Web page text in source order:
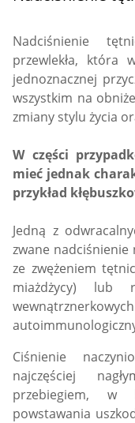
Nadciśnienie
przewlekła, która
jednoznacznej
wszystkim na
zmiany stylu życia
W części
mieć jednak
przykład
Jedną z
zwane nadciśnienie
ze zwężeniem
miażdżycy) lub
Ciśnienie
najczęściej
przebiegiem, w
powstawania